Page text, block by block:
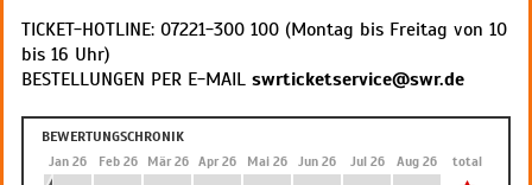
TICKET-HOTLINE: 07221-300 100 (Montag bis Freitag von 10
bis 16 Uhr)
BESTELLUNGEN PER E-MAIL swrticketservice@swr.de
BEWERTUNGSCHRONIK
Jan 26 Feb 26 Mär 26 Apr 26 Mai 26 Jun 26 Jul 26 Aug 26 total